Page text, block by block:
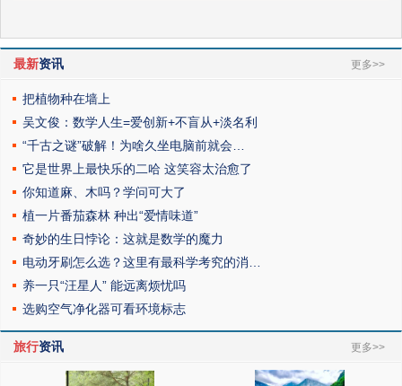
最新资讯 更多>>
把植物种在墙上
吴文俊：数学人生=爱创新+不盲从+淡名利
“千古之谜”破解！为啥久坐电脑前就会…
它是世界上最快乐的二哈 这笑容太治愈了
你知道麻、木吗？学问可大了
植一片番茄森林 种出“爱情味道”
奇妙的生日悖论：这就是数学的魔力
电动牙刷怎么选？这里有最科学考究的消…
养一只“汪星人” 能远离烦忧吗
选购空气净化器可看环境标志
旅行资讯 更多>>